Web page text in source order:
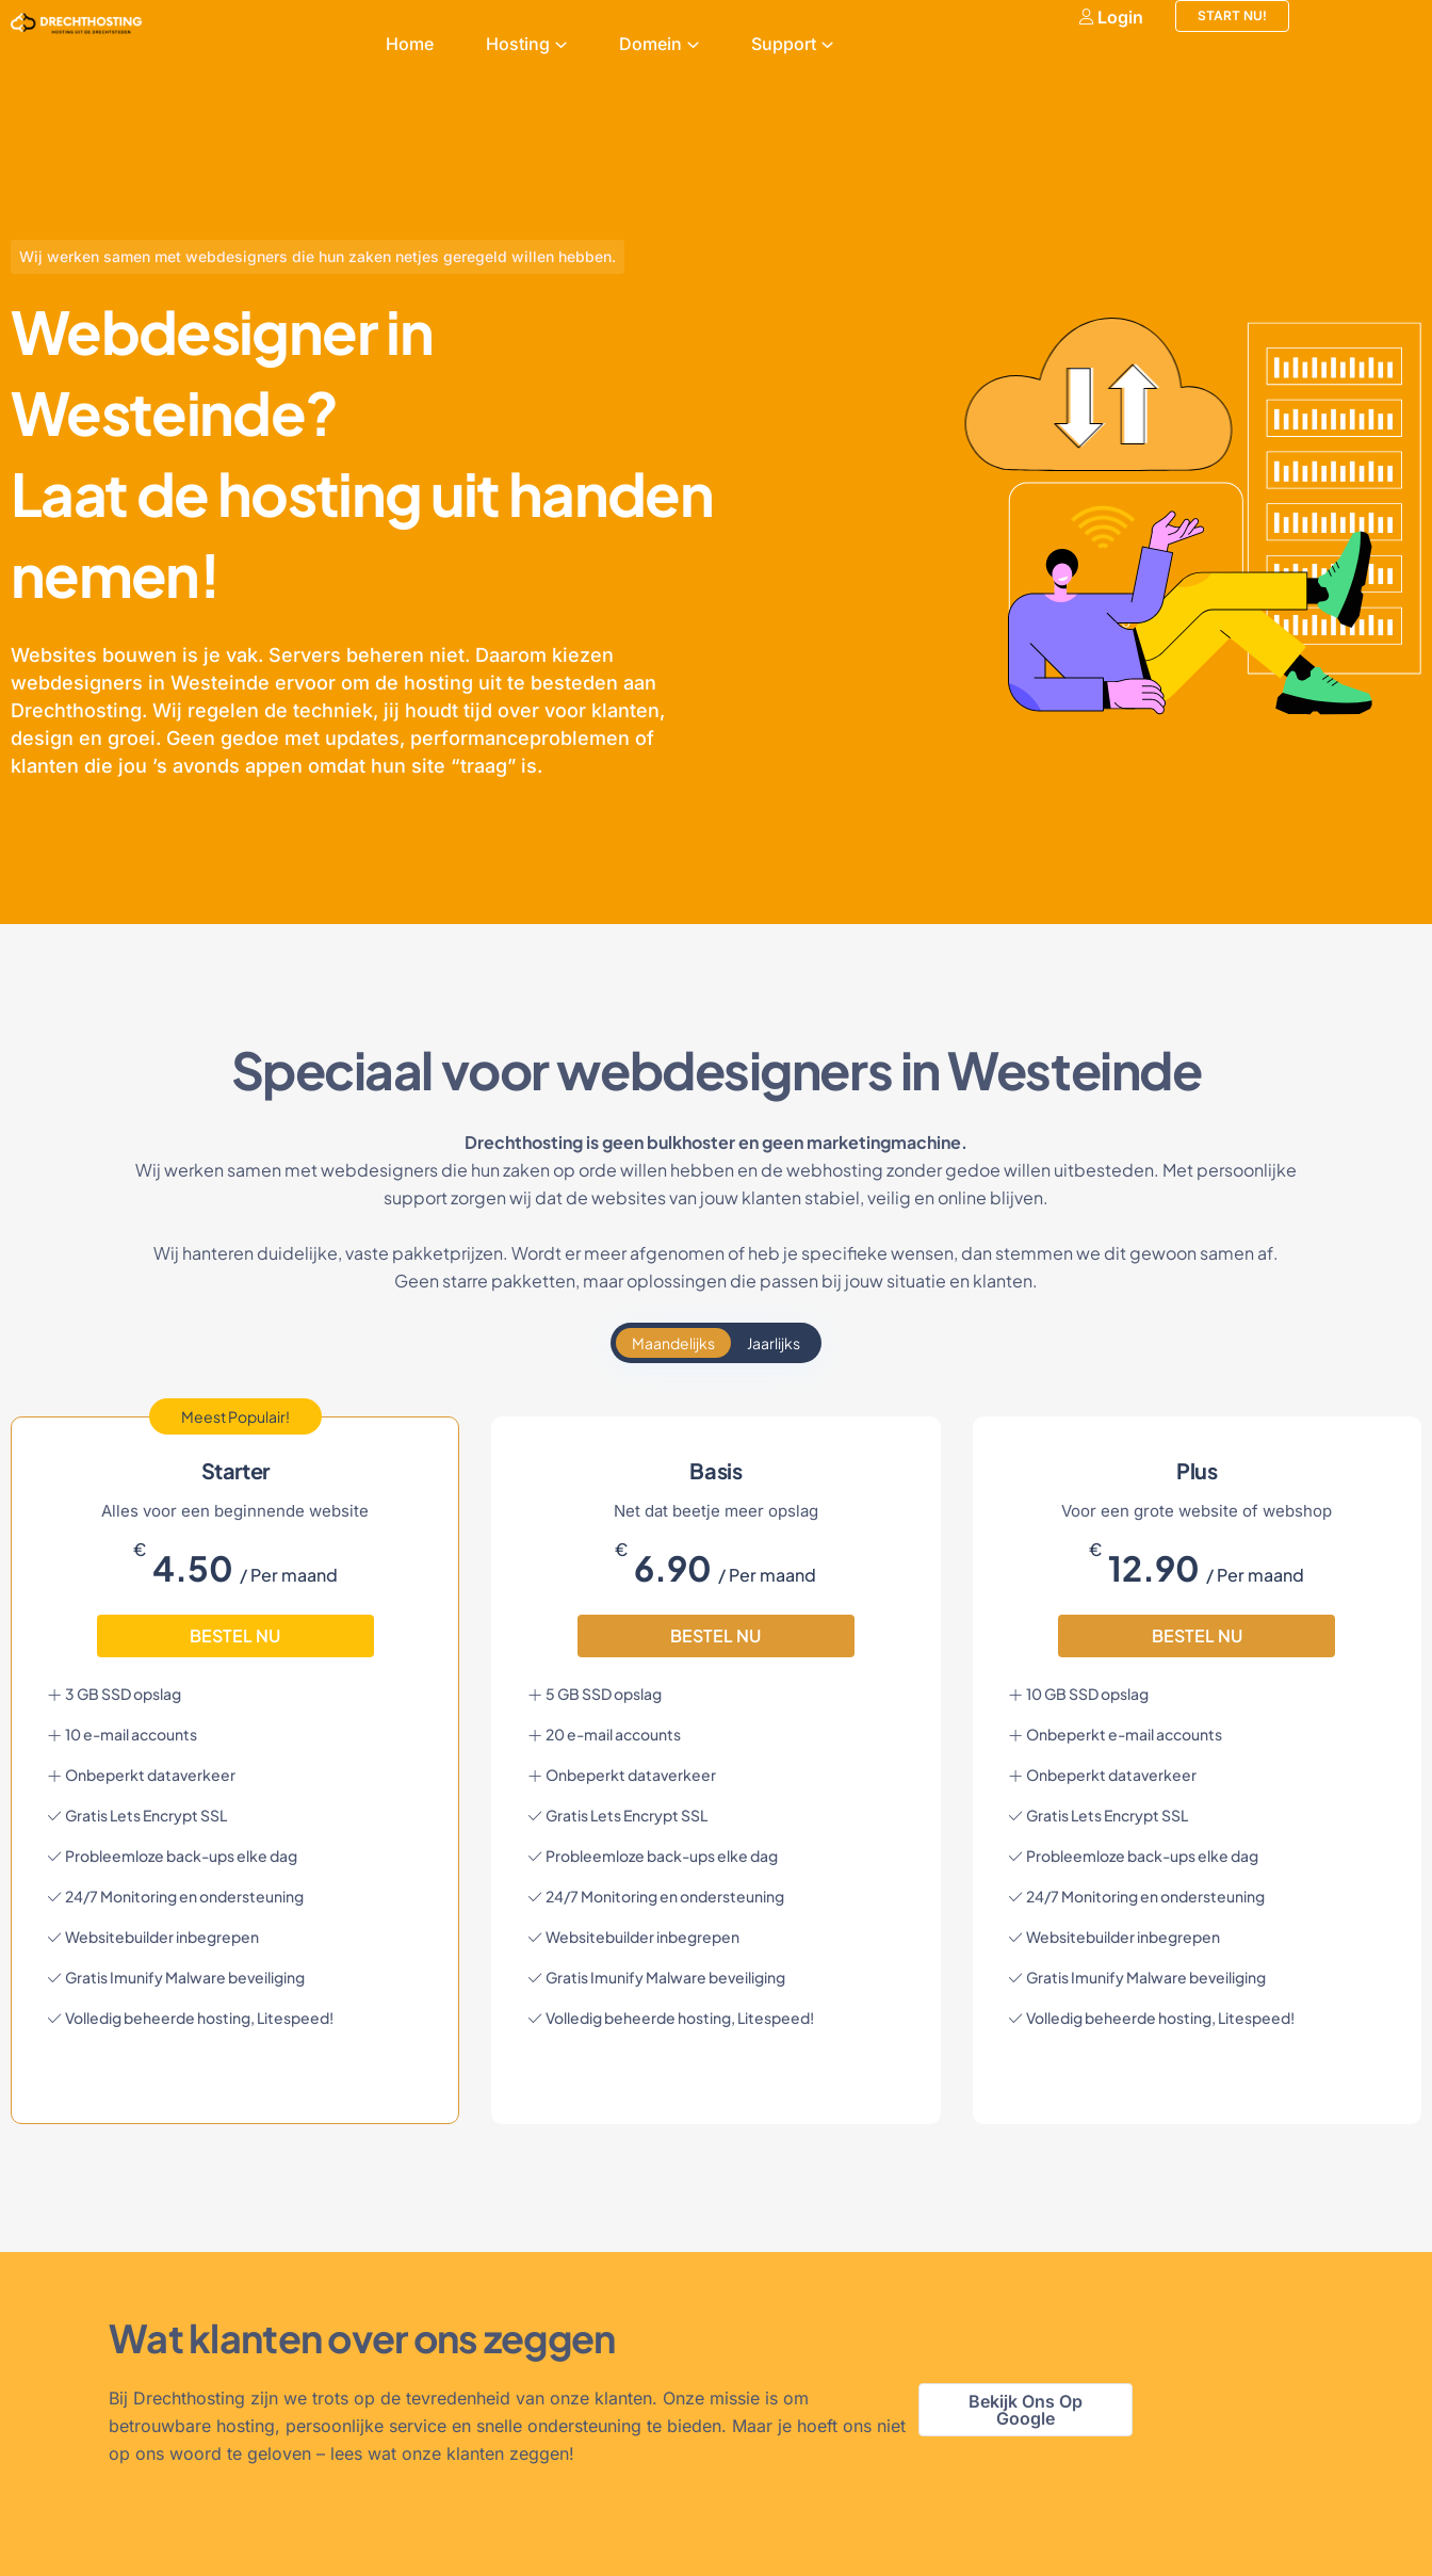
Home Hosting Domein Support
Login START NU!
Wij werken samen met webdesigners die hun zaken netjes geregeld willen hebben.
Webdesigner in
Westeinde?
Laat de hosting uit handen
nemen!
Websites bouwen is je vak. Servers beheren niet. Daarom kiezen
webdesigners in Westeinde ervoor om de hosting uit te besteden aan
Drechthosting. Wij regelen de techniek, jij houdt tijd over voor klanten,
design en groei. Geen gedoe met updates, performanceproblemen of
klanten die jou ’s avonds appen omdat hun site “traag” is.
Speciaal voor webdesigners in Westeinde
Drechthosting is geen bulkhoster en geen marketingmachine.
Wij werken samen met webdesigners die hun zaken op orde willen hebben en de webhosting zonder gedoe willen uitbesteden. Met persoonlijke
support zorgen wij dat de websites van jouw klanten stabiel, veilig en online blijven.
Wij hanteren duidelijke, vaste pakketprijzen. Wordt er meer afgenomen of heb je specifieke wensen, dan stemmen we dit gewoon samen af.
Geen starre pakketten, maar oplossingen die passen bij jouw situatie en klanten.
Maandelijks Jaarlijks
Meest Populair!
Starter
Alles voor een beginnende website
€4.50 / Per maand
BESTEL NU
3 GB SSD opslag
10 e-mail accounts
Onbeperkt dataverkeer
Gratis Lets Encrypt SSL
Probleemloze back-ups elke dag
24/7 Monitoring en ondersteuning
Websitebuilder inbegrepen
Gratis Imunify Malware beveiliging
Volledig beheerde hosting, Litespeed!
Basis
Net dat beetje meer opslag
€ 6.90 / Per maand
BESTEL NU
5 GB SSD opslag
20 e-mail accounts
Onbeperkt dataverkeer
Gratis Lets Encrypt SSL
Probleemloze back-ups elke dag
24/7 Monitoring en ondersteuning
Websitebuilder inbegrepen
Gratis Imunify Malware beveiliging
Volledig beheerde hosting, Litespeed!
Plus
Voor een grote website of webshop
€ 12.90 / Per maand
BESTEL NU
10 GB SSD opslag
Onbeperkt e-mail accounts
Onbeperkt dataverkeer
Gratis Lets Encrypt SSL
Probleemloze back-ups elke dag
24/7 Monitoring en ondersteuning
Websitebuilder inbegrepen
Gratis Imunify Malware beveiliging
Volledig beheerde hosting, Litespeed!
Wat klanten over ons zeggen
Bij Drechthosting zijn we trots op de tevredenheid van onze klanten. Onze missie is om
betrouwbare hosting, persoonlijke service en snelle ondersteuning te bieden. Maar je hoeft ons niet
op ons woord te geloven – lees wat onze klanten zeggen!
Bekijk Ons Op
Google